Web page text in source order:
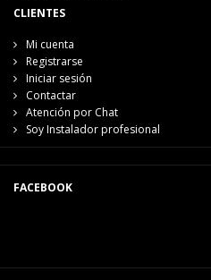
CLIENTES
Mi cuenta
Registrarse
Iniciar sesión
Contactar
Atención por Chat
Soy Instalador profesional
FACEBOOK